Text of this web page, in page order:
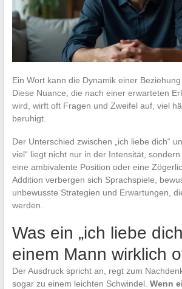
Ein Wort kann die Dynamik einer Beziehung
Diese Nuance, die nach einer erwarteten
wird, wirft oft Fragen und Zweifel auf, viel
beruhigt.
Der Unterschied zwischen „ich liebe dich“
viel“ liegt nicht nur in der Intensität,
eine ambivalente Position oder eine
Addition verbergen sich Sprachspiele,
unbewusste Strategien und Erwartungen,
werden.
Was ein „ich liebe
einem Mann wirklich
Der Ausdruck spricht an, regt zum
sogar zu einem leichten Schwindel. Wenn